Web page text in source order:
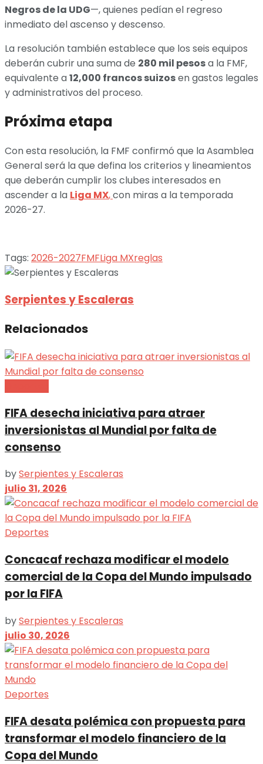
Negros de la UDG—, quienes pedían el regreso
inmediato del ascenso y descenso.
La resolución también establece que los seis equipos
deberán cubrir una suma de 280 mil pesosa la FMF,
equivalente a12,000 francos suizosen gastos legales
y administrativos del proceso.
Próxima etapa
Con esta resolución, la FMF confirmó que la Asamblea
General será la que defina los criterios y lineamientos
que deberán cumplir los clubes interesados en
ascender a la Liga MX,con miras a la temporada
2026-27.
Tags: 2026-2027FMFLiga MXreglas
Serpientes y Escaleras
Relacionados
FIFA desecha iniciativa para atraer
inversionistas al Mundial por falta de
consenso
bySerpientes y Escaleras
julio 31, 2026
Deportes
Concacaf rechaza modificar el modelo
comercial de la Copa del Mundo impulsado
por la FIFA
bySerpientes y Escaleras
julio 30, 2026
Deportes
FIFA desata polémica con propuesta para
transformar el modelo financiero de la
Copa del Mundo